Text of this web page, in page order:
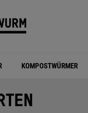
KOMPOSTWÜRMER